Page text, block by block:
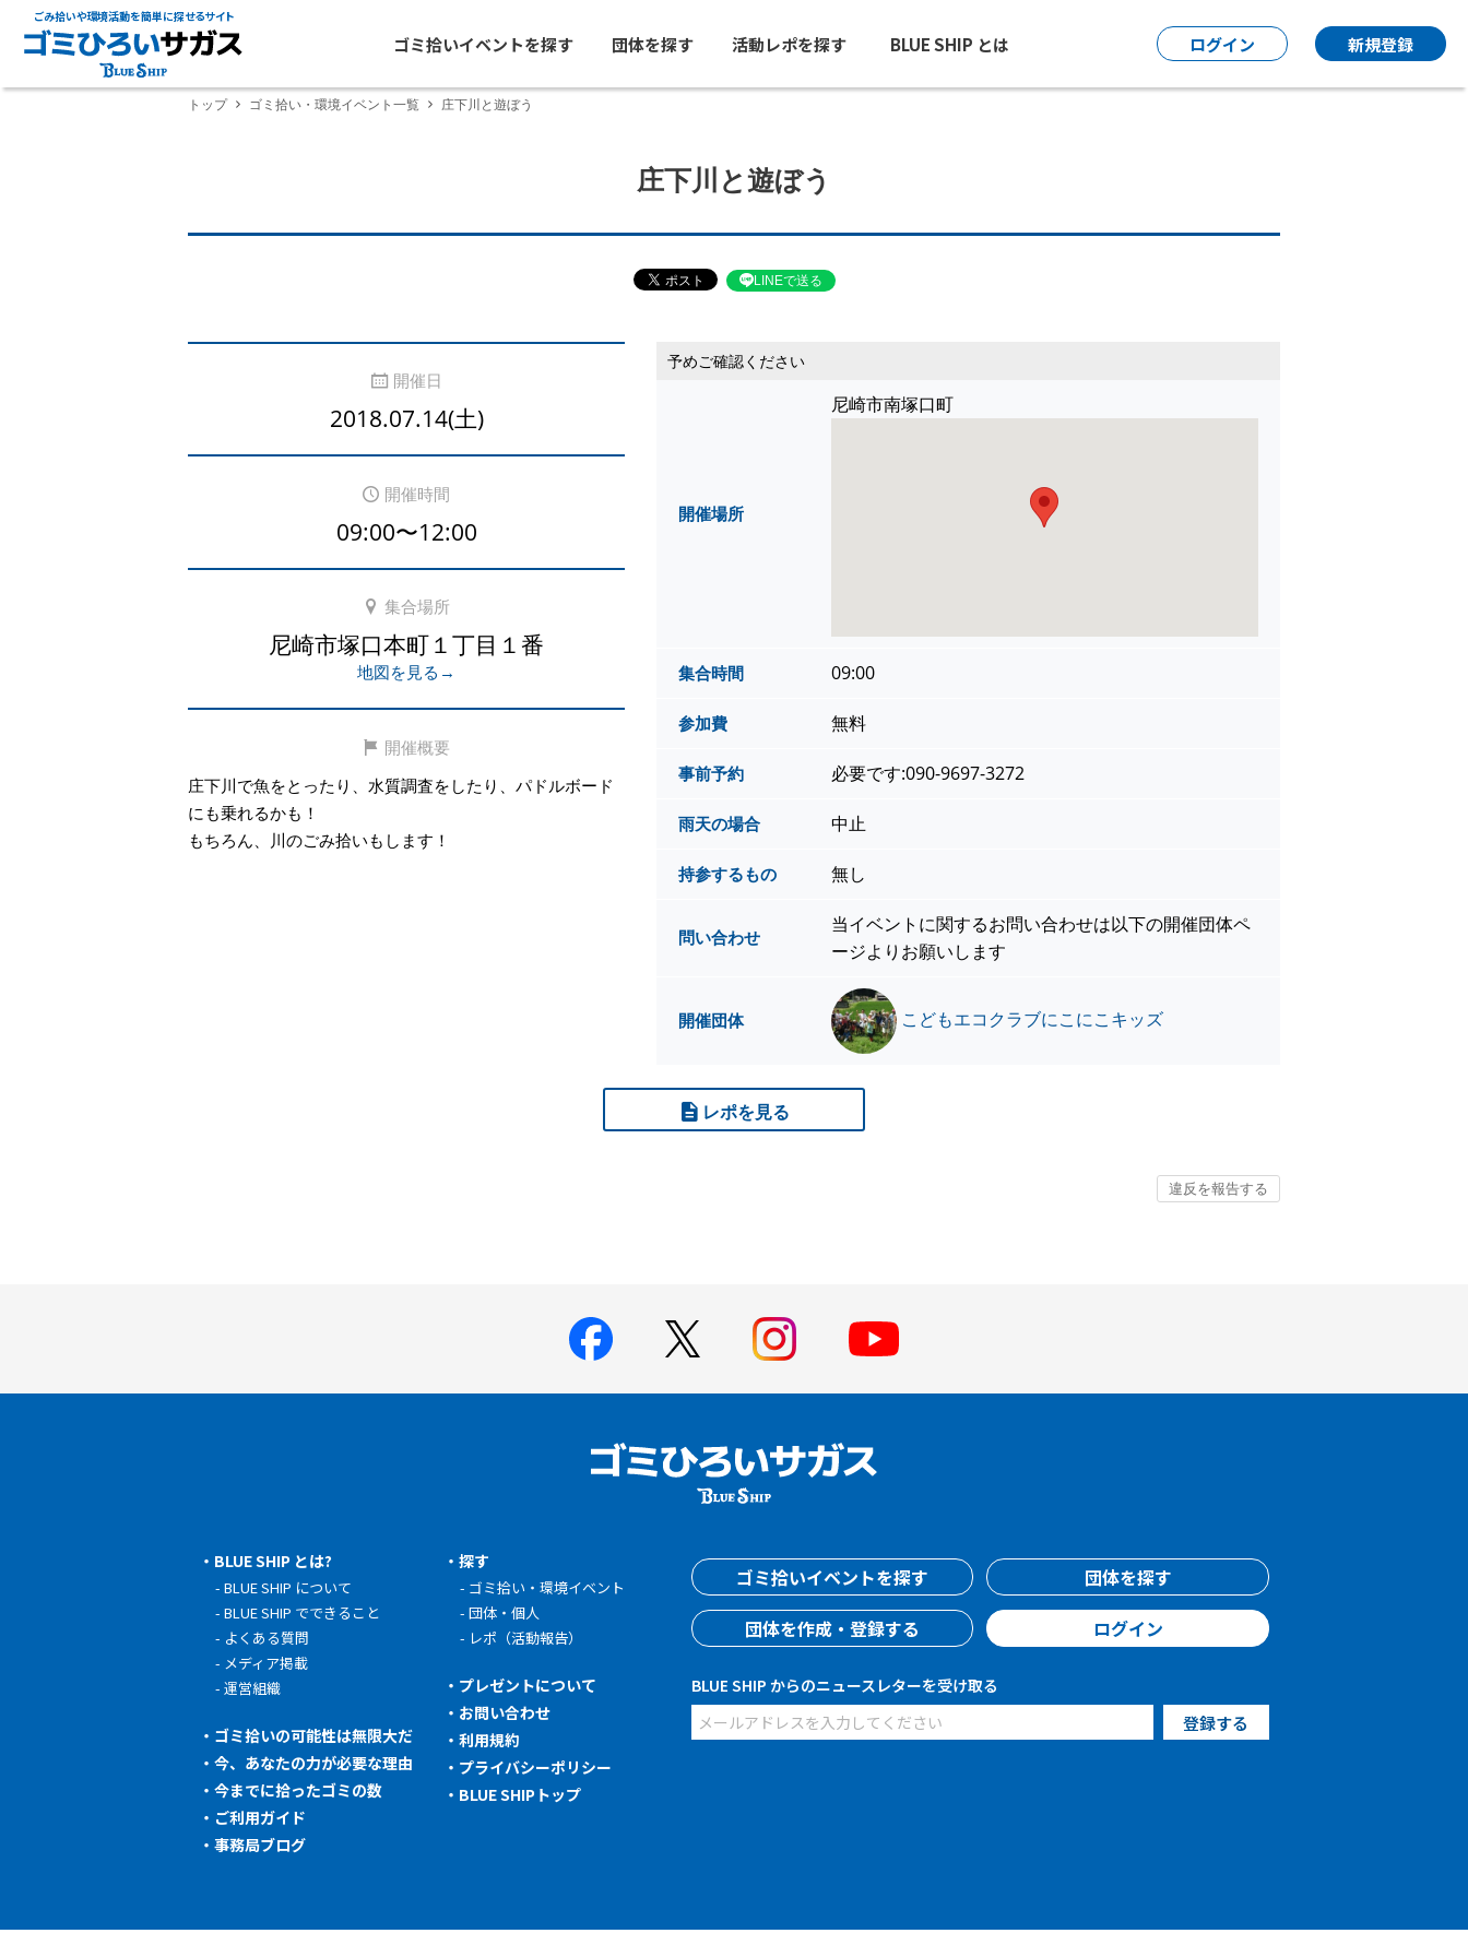
ごみ拾いや環境活動を簡単に探せるサイト
ゴミ拾いイベントを探す 団体を探す 活動レポを探す BLUE SHIP とは ログイン 新規登録
トップ ゴミ拾い・環境イベント一覧 庄下川と遊ぼう
庄下川と遊ぼう
LINEで送る
開催日
2018.07.14(土)
開催時間
09:00〜12:00
集合場所
尼崎市塚口本町１丁目１番
地図を見る→
開催概要
庄下川で魚をとったり、水質調査をしたり、パドルボード
にも乗れるかも！
もちろん、川のごみ拾いもします！
予めご確認ください
開催場所
尼崎市南塚口町
集合時間 09:00
参加費 無料
事前予約 必要です:090-9697-3272
雨天の場合 中止
持参するもの 無し
問い合わせ
当イベントに関するお問い合わせは以下の開催団体ペ
ージよりお願いします
開催団体 こどもエコクラブにこにこキッズ
レポを見る
BLUE SHIP とは?
BLUE SHIP について
BLUE SHIP でできること
よくある質問
メディア掲載
運営組織
ゴミ拾いの可能性は無限大だ
今、あなたの力が必要な理由
今までに拾ったゴミの数
ご利用ガイド
事務局ブログ
探す
ゴミ拾い・環境イベント
団体・個人
レポ（活動報告）
プレゼントについて
お問い合わせ
利用規約
プライバシーポリシー
BLUE SHIPトップ
ゴミ拾いイベントを探す
団体を探す
団体を作成・登録する
ログイン
BLUE SHIP からのニュースレターを受け取る